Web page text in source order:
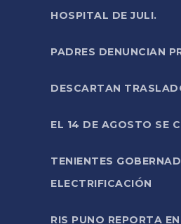
HOSPITAL DE JULI.
PADRES DENUNCIAN
DESCARTAN
EL 14 DE AGOSTO SE
TENIENTES
ELECTRIFICACIÓN
RIS PUNO REPORTA